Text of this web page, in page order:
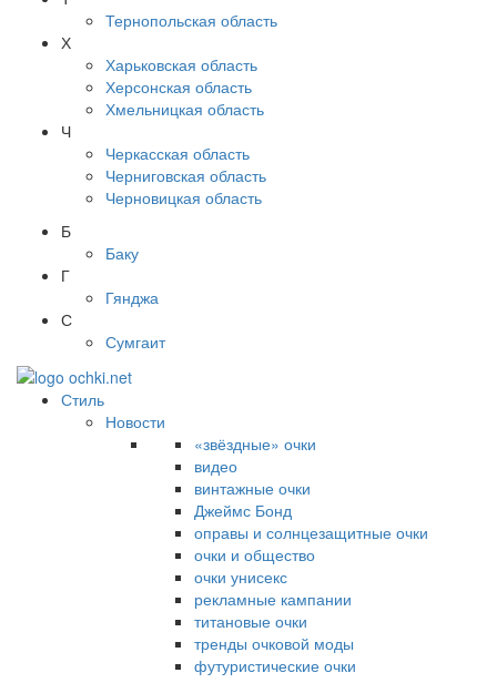
Тернопольская область
Х
Харьковская область
Херсонская область
Хмельницкая область
Ч
Черкасская область
Черниговская область
Черновицкая область
Б
Баку
Г
Гянджа
С
Сумгаит
Стиль
Новости
«звёздные» очки
видео
винтажные очки
Джеймс Бонд
оправы и солнцезащитные очки
очки и общество
очки унисекс
рекламные кампании
титановые очки
тренды очковой моды
футуристические очки